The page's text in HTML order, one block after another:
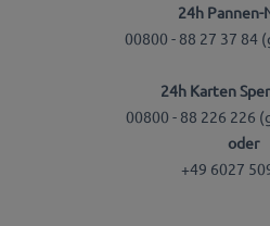
24h
00800 - 88 27 37 84
24h Karten
00800 - 88 226 226
oder
+49 6027